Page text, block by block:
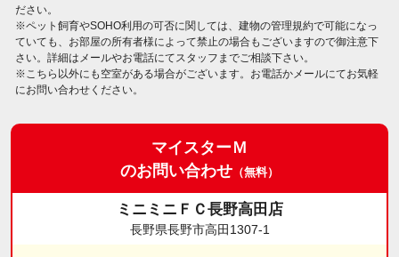
ださい。
※ペット飼育やSOHO利用の可否に関しては、建物の管理規約で可能になっ
ていても、お部屋の所有者様によって禁止の場合もございますので御注意下
さい。詳細はメールやお電話にてスタッフまでご相談下さい。
※こちら以外にも空室がある場合がございます。お電話かメールにてお気軽
にお問い合わせください。
マイスターＭ
のお問い合わせ （無料）
ミニミニＦＣ長野高田店
長野県長野市高田1307-1